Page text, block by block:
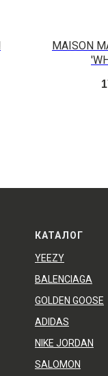
MAISON
КАТАЛОГ
YEEZY
BALENCIAGA
GOLDEN GOOSE
ADIDAS
NIKE JORDAN
SALOMON